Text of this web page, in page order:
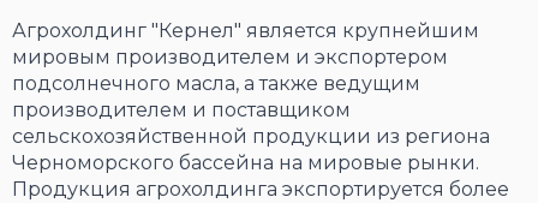
Агрохолдинг "Кернел" является крупнейшим
мировым производителем и экспортером
подсолнечного масла, а также ведущим
производителем и поставщиком
сельскохозяйственной продукции из региона
Черноморского бассейна на мировые рынки.
Продукция агрохолдинга экспортируется более